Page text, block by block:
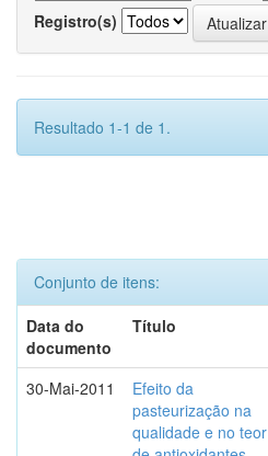
Registro(s)
Resultado 1-1 de 1.
Conjunto de itens:
Data do
documento
Título
30-Mai-2011
Efeito da
pasteurização na
qualidade e no teor